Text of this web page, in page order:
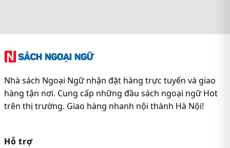
Nhà sách Ngoại Ngữ nhận đặt hàng trực tuyến và giao
hàng tận nơi. Cung cấp những đầu sách ngoại ngữ Hot
trên thị trường. Giao hàng nhanh nội thành Hà Nội!
Hỗ trợ